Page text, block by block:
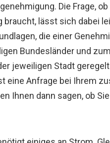
Die Frage,
braucht, lässt sich dabei
die einer
Bundesländer und
jeweiligen Stadt
eine Anfrage bei Ihrem
Ihnen dann sagen, ob